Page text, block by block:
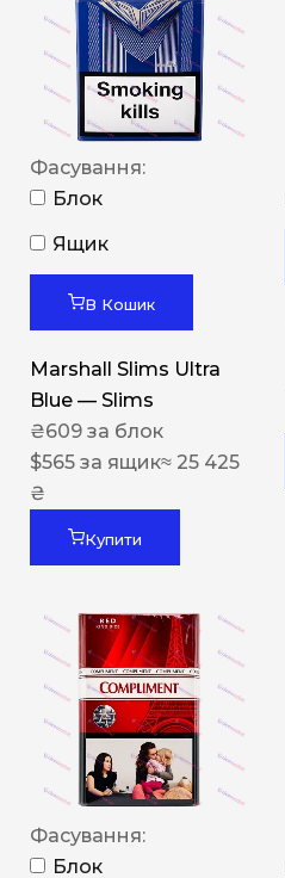
Фасування:
Блок
Ящик
В Кошик
Marshall Slims Ultra
Blue — Slims
₴609 за блок
$565 за ящик≈ 25 425
₴
Купити
Фасування:
Блок